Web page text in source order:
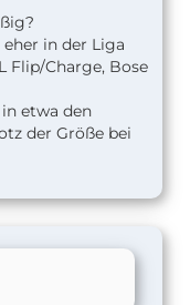
in der Liga
Flip/Charge, Bose
etwa den
der Größe bei